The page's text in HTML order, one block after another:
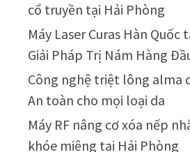
cổ truyền tại Hải Phòng
Máy Laser Curas Hàn Quốc
Giải Pháp Trị Nám Hàng
Công nghệ triệt lông alma
An toàn cho mọi loại da
Máy RF nâng cơ xóa nếp
khóe miệng tại Hải Phòng